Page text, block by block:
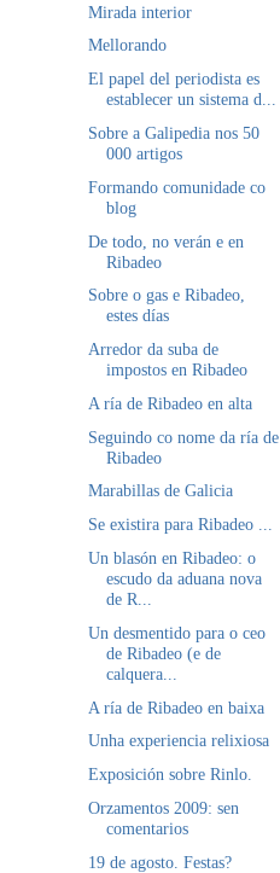
Mirada interior
Mellorando
El papel del periodista es
establecer un sistema d...
Sobre a Galipedia nos 50
000 artigos
Formando comunidade co
blog
De todo, no verán e en
Ribadeo
Sobre o gas e Ribadeo,
estes días
Arredor da suba de
impostos en Ribadeo
A ría de Ribadeo en alta
Seguindo co nome da ría de
Ribadeo
Marabillas de Galicia
Se existira para Ribadeo ...
Un blasón en Ribadeo: o
escudo da aduana nova
de R...
Un desmentido para o ceo
de Ribadeo (e de
calquera...
A ría de Ribadeo en baixa
Unha experiencia relixiosa
Exposición sobre Rinlo.
Orzamentos 2009: sen
comentarios
19 de agosto. Festas?